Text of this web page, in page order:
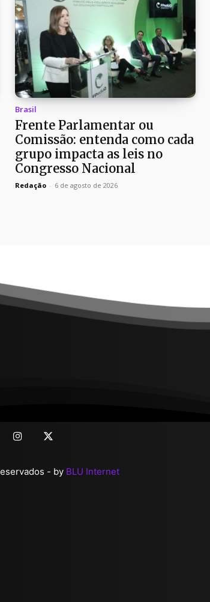
Brasil
Frente Parlamentar ou
Comissão: entenda como cada
grupo impacta as leis no
Congresso Nacional
Redação - 6 de agosto de 2026
- by BLU Internet